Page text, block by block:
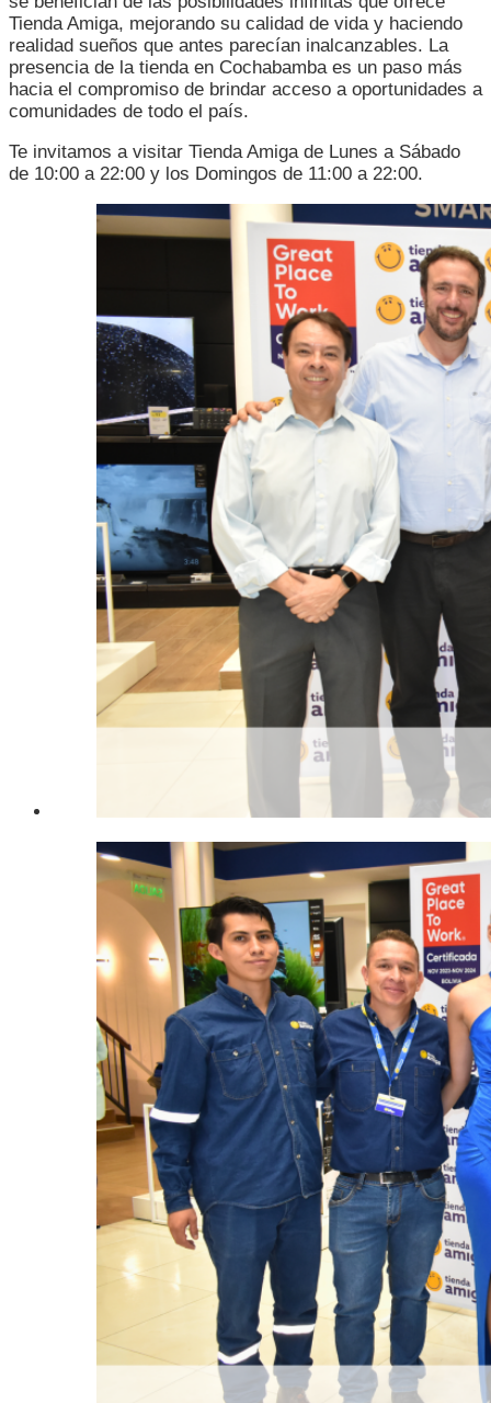
Tienda Amiga, mejorando su calidad de vida y haciendo
realidad sueños que antes parecían inalcanzables. La
presencia de la tienda en Cochabamba es un paso más
hacia el compromiso de brindar acceso a oportunidades a
comunidades de todo el país.
Te invitamos a visitar Tienda Amiga de Lunes a Sábado
de 10:00 a 22:00 y los Domingos de 11:00 a 22:00.